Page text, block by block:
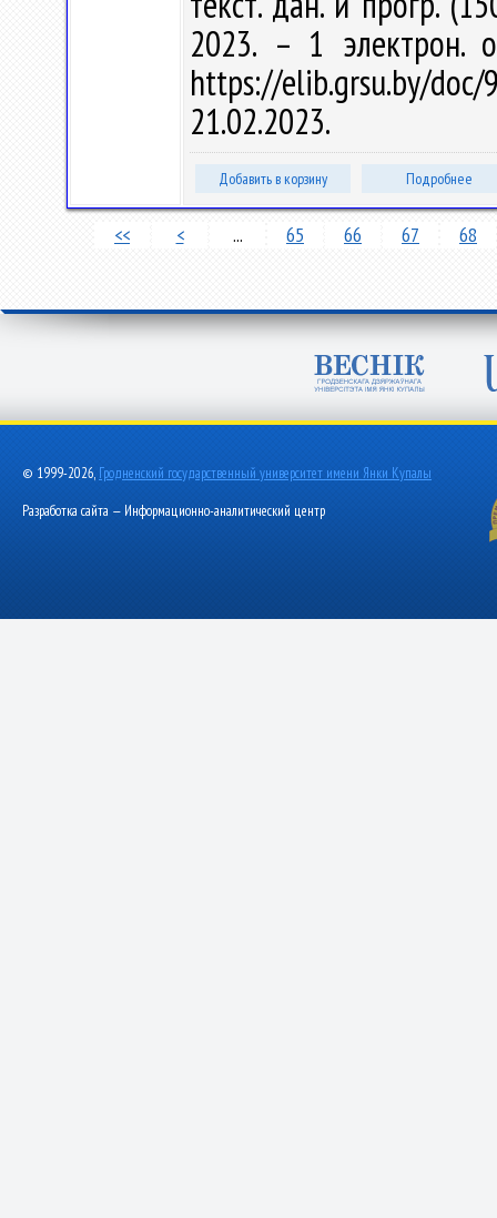
2023. – 1 электрон.
https://elib.grsu.by/
21.02.2023.
Добавить в корзину Подробнее
<< < ... 65 66 67 68
© 1999-2026, Гродненский государственный университет имени Янки Купалы
Разработка сайта — Информационно-аналитический центр